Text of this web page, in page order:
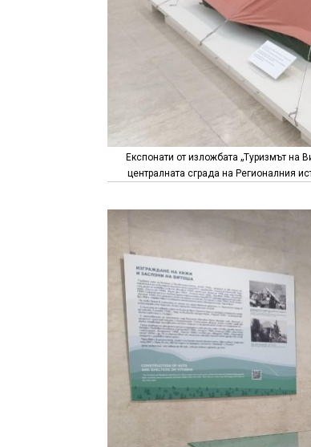
Експонати от изложбата „Туризмът на
централната сграда на Регионалния